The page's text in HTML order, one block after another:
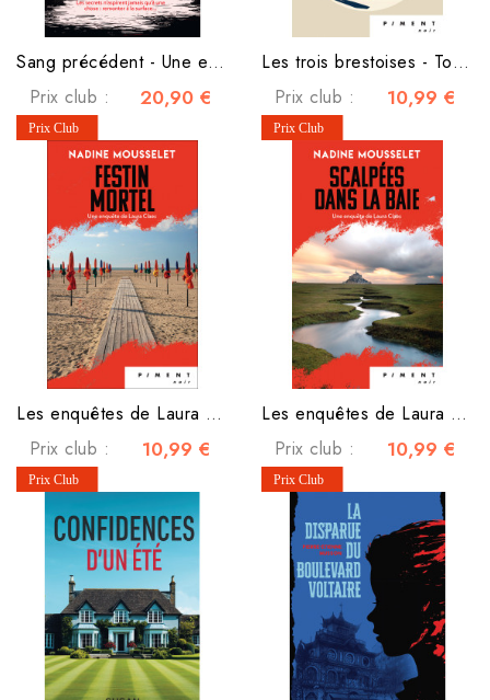
Sang précédent - Une enquête de Claire Le Vaillant
Prix club :
20,90 €
Les trois brestoises - Tome 7 - Le Pont du Diable
Prix club :
10,99 €
Les enquêtes de Laura Claes - Tome 2 - Festin mortel
Prix club :
10,99 €
Les enquêtes de Laura Claes - Tome 1 - Scalpées dans la baie
Prix club :
10,99 €